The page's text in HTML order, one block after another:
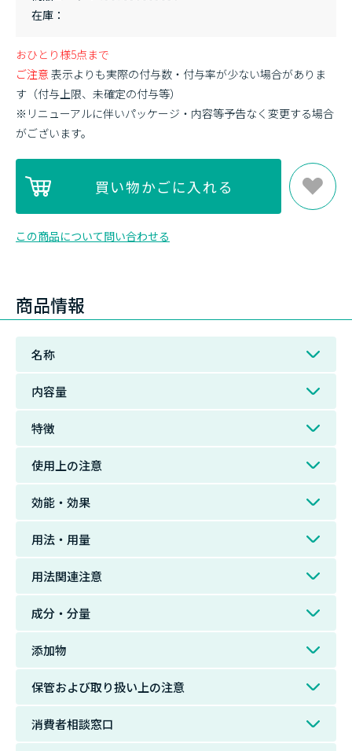
在庫
おひとり様5点まで
ご注意 表示よりも実際の付与数・付与率が少ない場合がありま
す（付与上限、未確定の付与等）
※リニューアルに伴いパッケージ・内容等予告なく変更する場合
がございます。
この商品について問い合わせる
商品情報
名称
内容量
特徴
使用上の注意
効能・効果
用法・用量
用法関連注意
成分・分量
添加物
保管および取り扱い上の注意
消費者相談窓口